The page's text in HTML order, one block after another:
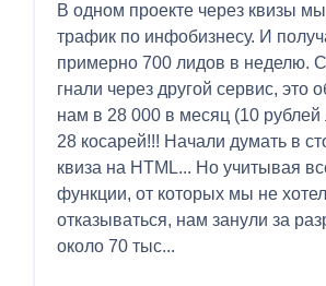
В одном проекте через квизы
трафик по инфобизнесу. И
примерно 700 лидов в неделю.
гнали через другой сервис, это
нам в 28 000 в месяц (10 рублей
28 косарей!!! Начали думать в
квиза на HTML... Но учитывая
функции, от которых мы не
отказываться, нам занули за
около 70 тыс...